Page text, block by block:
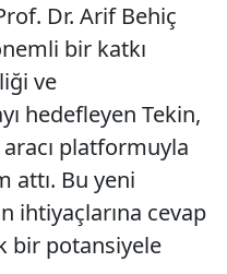
Dr. Arif Behiç
bir katkı
ve
hedefleyen Tekin,
platformuyla
attı. Bu yeni
ihtiyaçlarına cevap
bir potansiyele